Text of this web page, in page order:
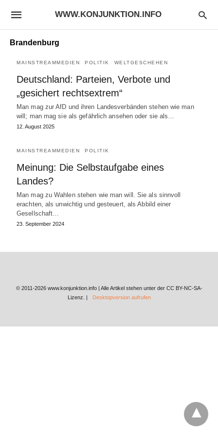
WWW.KONJUNKTION.INFO
Brandenburg
MAINSTREAMMEDIEN POLITIK WELTGESCHEHEN
Deutschland: Parteien, Verbote und
„gesichert rechtsextrem“
Man mag zur AfD und ihren Landesverbänden stehen wie man
will; man mag sie als gefährlich ansehen oder sie als…
12. August 2025
MAINSTREAMMEDIEN POLITIK
Meinung: Die Selbstaufgabe eines
Landes?
Man mag zu Wahlen stehen wie man will. Sie als sinnvoll
erachten, als unwichtig und gesteuert, als Abbild einer
Gesellschaft…
23. September 2024
© 2011-2026 www.konjunktion.info | Alle Artikel stehen unter der CC BY-NC-SA-
Lizenz. |
Desktopversion aufrufen